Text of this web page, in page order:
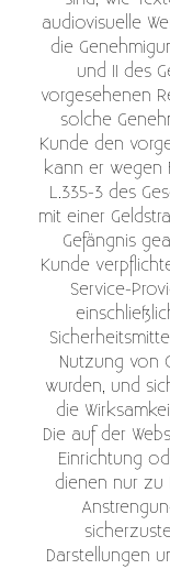
audiovisuelle
die
und II des
vorgesehenen
solche
Kunde den
kann er wegen
L.335-3 des
mit einer
Gefängnis
Kunde
Service-
Nutzung von
wurden, und
die
Die auf der
Einrichtung
dienen nur zu
Darstellungen